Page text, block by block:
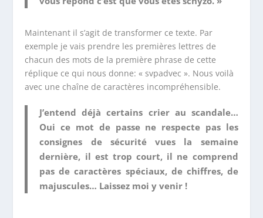
Maintenant il s’agit de transformer ce texte. Par
exemple je vais prendre les premières lettres de
chacun des mots de la première phrase de cette
réplique ce qui nous donne: « svpadvec ». Nous voilà
avec une chaîne de caractères incompréhensible.
J’entend déjà certains crier au scandale…
Oui ce mot de passe ne respecte pas les
consignes de sécurité vues la semaine
dernière, il est trop court, il ne comprend
pas de caractères spéciaux, de chiffres, de
majuscules… Laissez moi y venir !